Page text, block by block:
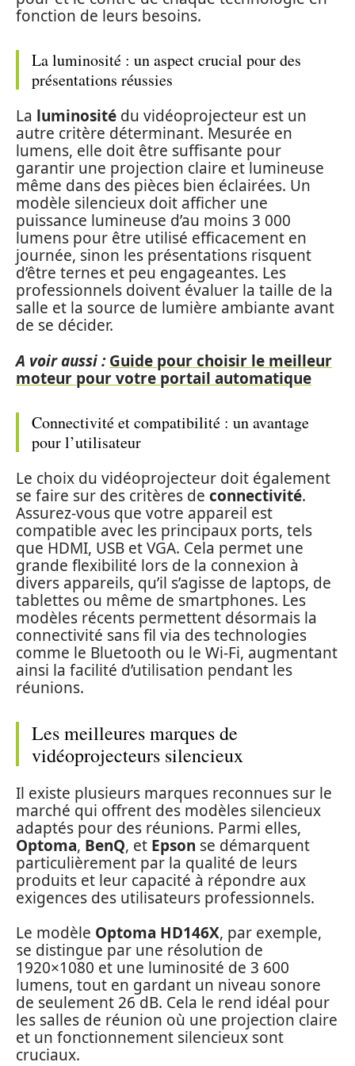
fonction de leurs besoins.
La luminosité : un aspect crucial pour des
présentations réussies
La luminosité du vidéoprojecteur est un
autre critère déterminant. Mesurée en
lumens, elle doit être suffisante pour
garantir une projection claire et lumineuse
même dans des pièces bien éclairées. Un
modèle silencieux doit afficher une
puissance lumineuse d’au moins 3 000
lumens pour être utilisé efficacement en
journée, sinon les présentations risquent
d’être ternes et peu engageantes. Les
professionnels doivent évaluer la taille de la
salle et la source de lumière ambiante avant
de se décider.
A voir aussi : Guide pour choisir le meilleur
moteur pour votre portail automatique
Connectivité et compatibilité : un avantage
pour l’utilisateur
Le choix du vidéoprojecteur doit également
se faire sur des critères de connectivité.
Assurez-vous que votre appareil est
compatible avec les principaux ports, tels
que HDMI, USB et VGA. Cela permet une
grande flexibilité lors de la connexion à
divers appareils, qu’il s’agisse de laptops, de
tablettes ou même de smartphones. Les
modèles récents permettent désormais la
connectivité sans fil via des technologies
comme le Bluetooth ou le Wi-Fi, augmentant
ainsi la facilité d’utilisation pendant les
réunions.
Les meilleures marques de
vidéoprojecteurs silencieux
Il existe plusieurs marques reconnues sur le
marché qui offrent des modèles silencieux
adaptés pour des réunions. Parmi elles,
Optoma, BenQ, et Epson se démarquent
particulièrement par la qualité de leurs
produits et leur capacité à répondre aux
exigences des utilisateurs professionnels.
Le modèle Optoma HD146X, par exemple,
se distingue par une résolution de
1920×1080 et une luminosité de 3 600
lumens, tout en gardant un niveau sonore
de seulement 26 dB. Cela le rend idéal pour
les salles de réunion où une projection claire
et un fonctionnement silencieux sont
cruciaux.